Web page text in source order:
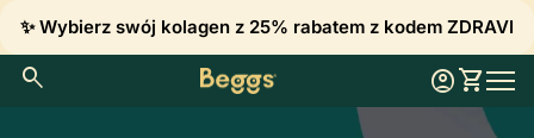
✨ Wybierz swój kolagen z 25% rabatem z kodem ZDRAVI
search Strona główna Konto
account_circle Zobacz
shopping_cart